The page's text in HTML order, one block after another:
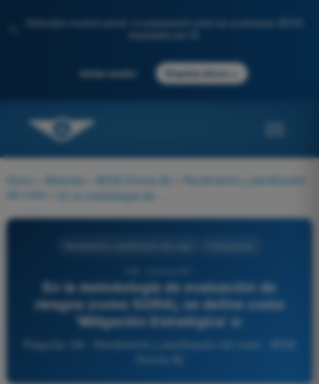
Descubre nuestro portal: tu preparación para los exámenes AESA
Iniciar sesión Empieza ahora
Home Materias AESA Drones A2
Rendimiento y planificación
del vuelo
En la metodología de evaluación de
riesgos (como SORA), se define como
'Mitigación Estratégica' a:
Pregunta 196 - Rendimiento y planificación del vuelo - AESA